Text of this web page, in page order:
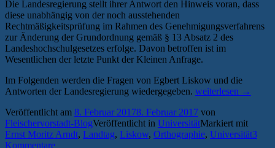
Die Landesregierung stellt ihrer Antwort den Hinweis voran, dass
diese unabhängig von der noch ausstehenden
Rechtmäßigkeitsprüfung im Rahmen des Genehmigungsverfahrens
zur Änderung der Grundordnung gemäß § 13 Absatz 2 des
Landeshochschulgesetzes erfolge. Davon betroffen ist im
Wesentlichen der letzte Punkt der Kleinen Anfrage.
Im Folgenden werden die Fragen von Egbert Liskow und die
Antworten der Landesregierung wiedergegeben. „Landesregierung
Egbert
Liskows
Kleine
weiterlesen →
Veröffentlicht am 8. Februar 20178. Februar 2017 von
Fleischervorstadt-BlogVeröffentlicht in UniversitätMarkiert mit
Ernst Moritz Arndt, Landtag, Liskow, Orthographie, Universität3
Kommentare